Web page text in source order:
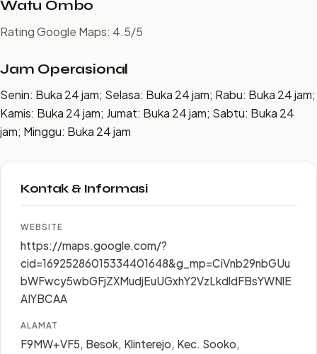
Watu Ombo
Rating Google Maps: 4.5/5
Jam Operasional
Senin: Buka 24 jam; Selasa: Buka 24 jam; Rabu: Buka 24 jam;
Kamis: Buka 24 jam; Jumat: Buka 24 jam; Sabtu: Buka 24
jam; Minggu: Buka 24 jam
Kontak & Informasi
WEBSITE
https://maps.google.com/?
cid=16925286015334401648&g_mp=CiVnb29nbGUu
bWFwcy5wbGFjZXMudjEuUGxhY2VzLkdldFBsYWNlE
AIYBCAA
ALAMAT
F9MW+VF5, Besok, Klinterejo, Kec. Sooko,